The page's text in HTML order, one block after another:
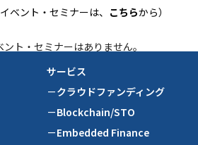
ベント・セミナーは、 こちらから）
ト・セミナーはありません。
サービス
－クラウドファンディング
－Blockchain/STO
－Embedded Finance